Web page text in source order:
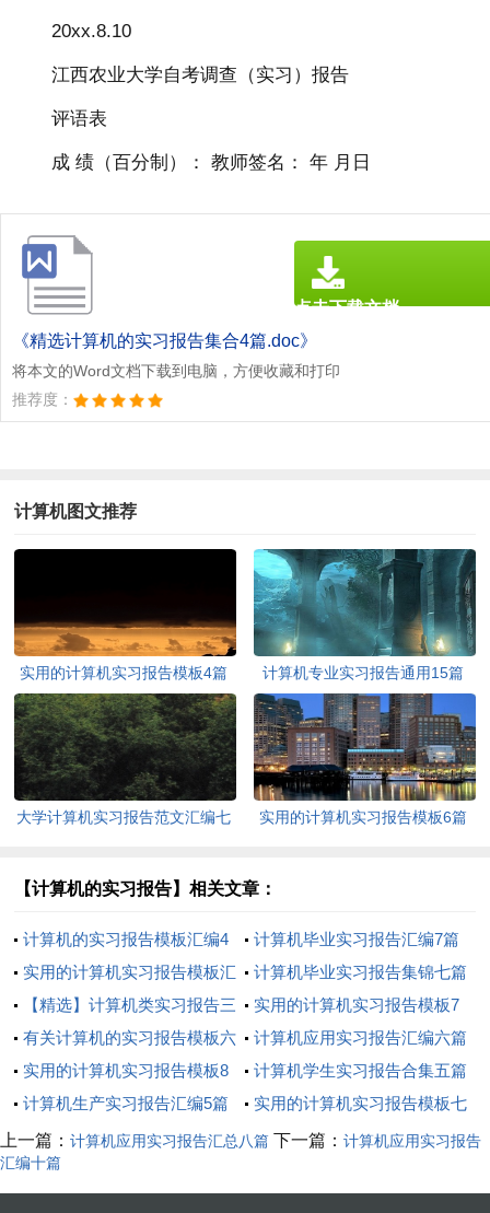
20xx.8.10
江西农业大学自考调查（实习）报告
评语表
成 绩（百分制）： 教师签名： 年 月日
《精选计算机的实习报告集合4篇.doc》
将本文的Word文档下载到电脑，方便收藏和打印
推荐度：
点击下载文档
文档为doc格式
计算机图文推荐
实用的计算机实习报告模板4篇 计算机专业实习报告通用15篇
大学计算机实习报告范文汇编七
实用的计算机实习报告模板6篇
【计算机的实习报告】相关文章：
计算机的实习报告模板汇编4
篇
计算机毕业实习报告汇编7篇
实用的计算机实习报告模板汇
编9篇
计算机毕业实习报告集锦七篇
【精选】计算机类实习报告三
篇
实用的计算机实习报告模板7
篇
有关计算机的实习报告模板六
篇
计算机应用实习报告汇编六篇
实用的计算机实习报告模板8
篇
计算机学生实习报告合集五篇
计算机生产实习报告汇编5篇
实用的计算机实习报告模板七
篇
上一篇： 计算机应用实习报告汇总八篇 下一篇： 计算机应用实习报告
汇编十篇